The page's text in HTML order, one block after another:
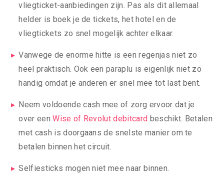
vliegticket-aanbiedingen zijn. Pas als dit allemaal
helder is boek je de tickets, het hotel en de
vliegtickets zo snel mogelijk achter elkaar.
Vanwege de enorme hitte is een regenjas niet zo
heel praktisch. Ook een paraplu is eigenlijk niet zo
handig omdat je anderen er snel mee tot last bent.
Neem voldoende cash mee of zorg ervoor dat je
over eenWise of Revolut debitcard beschikt. Betalen
met cash is doorgaans de snelste manier om te
betalen binnen het circuit.
Selfiesticks mogen niet mee naar binnen.